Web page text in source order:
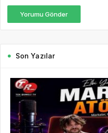
Yorumu Gönder
Son Yazılar